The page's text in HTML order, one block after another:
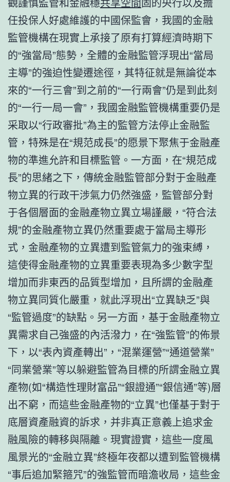
任投保人好處維護的中國保監會，我國的金融
監管機構在現實上承接了原有打算經濟時期下
的“強當局”態勢，全體的金融監管浮現出“當局
主導”的強迫性變遷途徑，其特征就是無論從本
來的“一行三會”到之前的“一行兩會”仍是到此刻
的“一行一局一會”，我國金融監管機構重要仍是
采取以“行政審批”為主的監管方法停止金融監
管，特殊是在“規范成長”的愿景下聚焦于金融產
物的準進允許和目標監管。一方面，在“規范成
長”的思緒之下，傳統金融監管部分對于金融產
物立異的行政干涉氣力仍然強盛，監管部分對
于各個層面的金融產物立異立場謹嚴，“符合法
規”的金融產物立異仍然重要處于當局主導形
式，金融產物的立異遭到監管氣力的強束縛，
這使得金融產物的立異重要表現為多少數字型
增加而非東西的品質型增加，且所謂的金融產
物立異同質化嚴重，就此浮現出“立異缺乏”與
“監管過度”的缺點。另一方面，基于金融產物立
異需求自己強盛的內活潑力，在“強監管”的佈景
下，以“表內資產轉出”，“混業運營”“通道營業”
“同業營業”等以躲避監管為目標的所謂金融立異
產物(如“構造性理財富品”“銀證通”“銀信通”等)層
出不窮，而這些金融產物的“立異”也僅基于對于
底層資產融資的訴求，并非真正意義上追求金
融風險的轉移與隔離。現實證實，這些一度風
風景光的“金融立異”終極年夜都以遭到監管機構
“事后追加緊箍咒”的強監管而暗澹收局，這些金